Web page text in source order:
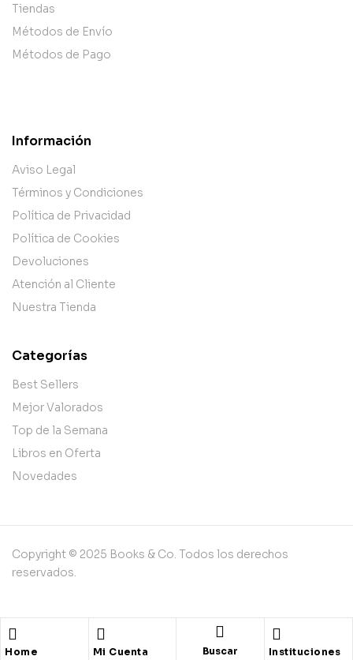
Home Mi Cuenta Buscar Instituciones
Tiendas
Métodos de Envío
Métodos de Pago
Información
Aviso Legal
Términos y Condiciones
Política de Privacidad
Política de Cookies
Devoluciones
Atención al Cliente
Nuestra Tienda
Categorías
Best Sellers
Mejor Valorados
Top de la Semana
Libros en Oferta
Novedades
Copyright © 2025 Books & Co. Todos los derechos
reservados.